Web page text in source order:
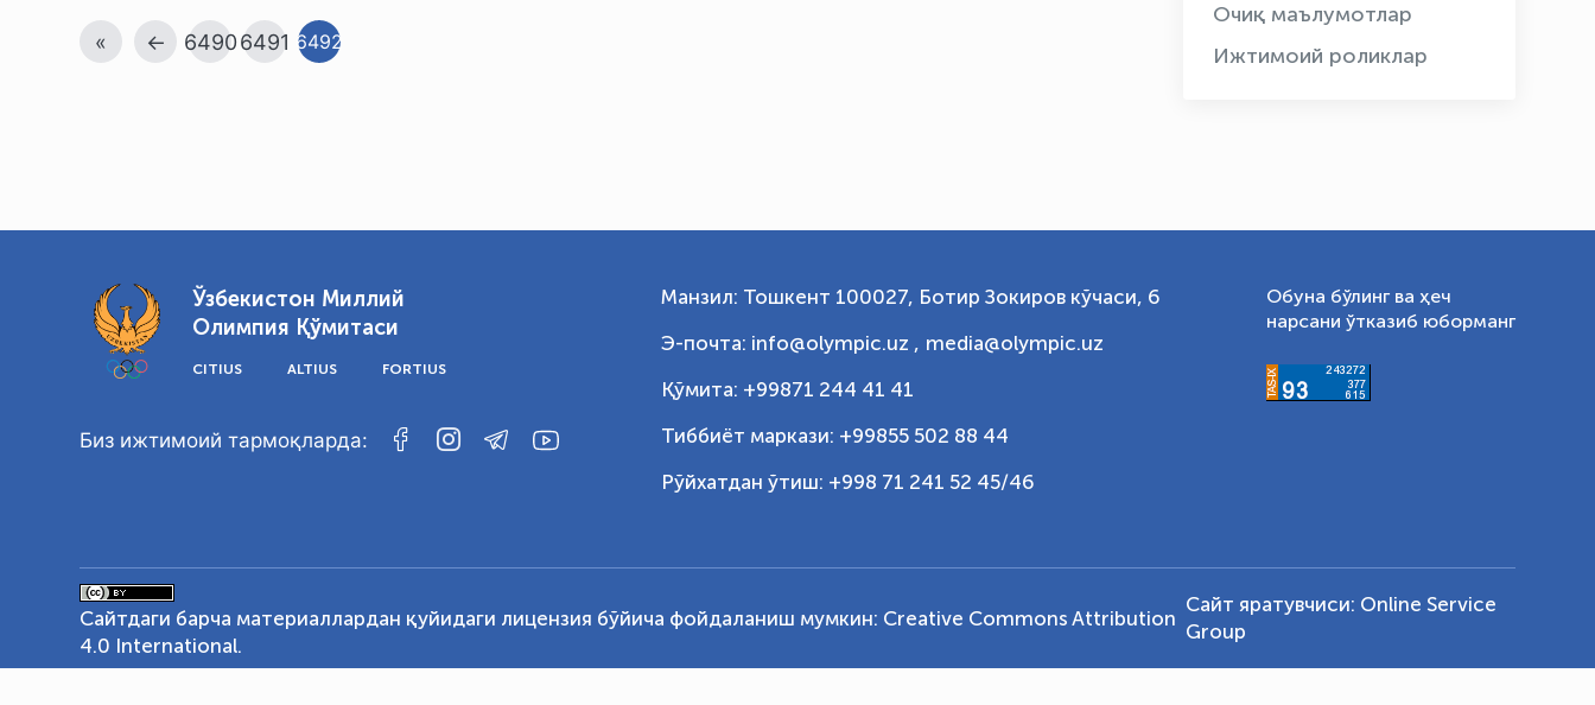
« ← 64906491 6492
Очиқ маълумотлар
Ижтимоий роликлар
Ўзбекистон Миллий
Олимпия Қўмитаси
CITIUS ALTIUS FORTIUS
Биз ижтимоий тармоқларда:
Манзил: Тошкент 100027, Ботир Зокиров кўчаси, 6
Э-почта: info@olympic.uz , media@olympic.uz
Қўмита: +99871 244 41 41
Тиббиёт маркази: +99855 502 88 44
Рўйхатдан ўтиш: +998 71 241 52 45/46
Обуна бўлинг ва ҳеч
нарсани ўтказиб юборманг
Сайтдаги барча материаллардан қуйидаги лицензия бўйича фойдаланиш мумкин: Creative Commons Attribution
4.0 International.
Сайт яратувчиси: Online Service
Group
OLYMPCHIK AI - yordamchi